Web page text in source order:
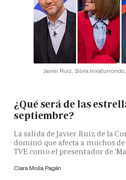
Javier Ruiz, Silvia
¿Qué será de las
septiembre?
La salida de Javier Ruiz de la
dominó que afecta a muchos
TVE como el presentador de
Clara Molla Pagán